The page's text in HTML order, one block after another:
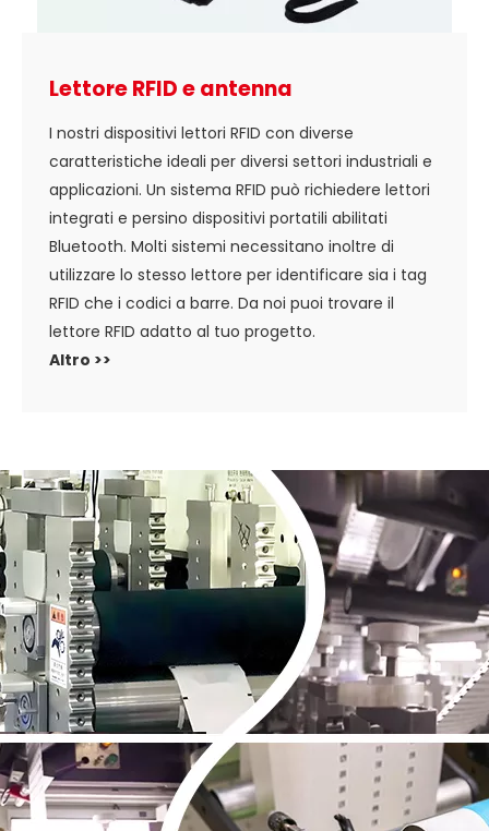
Lettore RFID e antenna
I nostri dispositivi lettori RFID con diverse
caratteristiche ideali per diversi settori industriali e
applicazioni. Un sistema RFID può richiedere lettori
integrati e persino dispositivi portatili abilitati
Bluetooth. Molti sistemi necessitano inoltre di
utilizzare lo stesso lettore per identificare sia i tag
RFID che i codici a barre. Da noi puoi trovare il
lettore RFID adatto al tuo progetto.
Altro >>